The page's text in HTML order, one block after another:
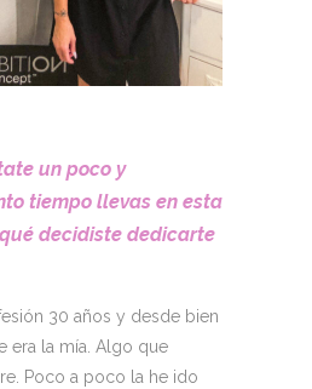
un poco y
tiempo llevas en esta
decidiste dedicarte
30 años y desde bien
era la mía. Algo que
Poco a poco la he ido